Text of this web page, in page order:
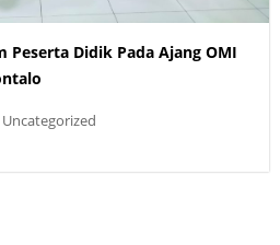
Peserta Didik Pada Ajang OMI
Uncategorized